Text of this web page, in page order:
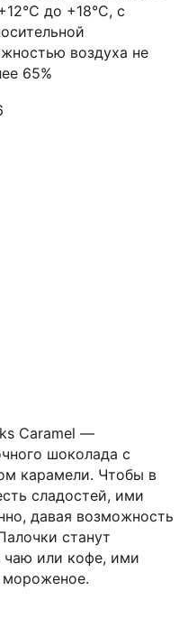
до +18°С, с
воздуха не
65%
Caramel —
шоколада с
карамели. Чтобы в
сладостей, ими
давая возможность
станут
чаю или кофе, ими